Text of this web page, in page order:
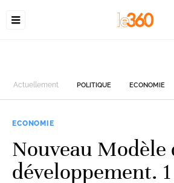
Actuellement POLITIQUE ECONOMIE
ECONOMIE
Nouveau Modèle
développement.